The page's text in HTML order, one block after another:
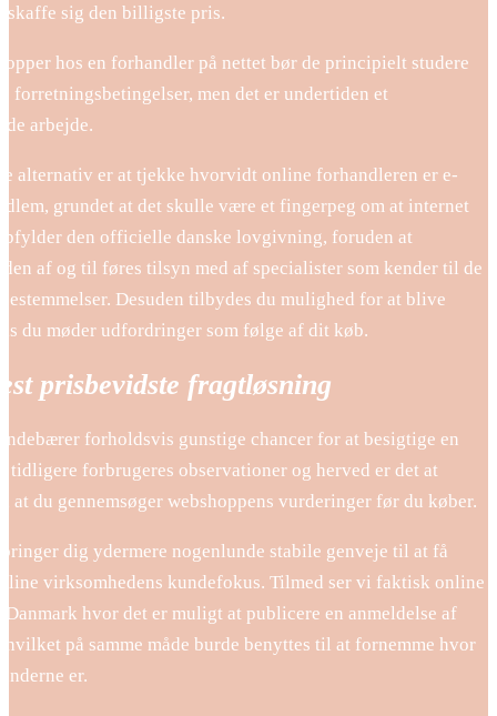
skaffe sig den billigste pris.
hos en forhandler på nettet bør de principielt studere
forretningsbetingelser, men det er undertiden et
arbejde.
alternativ er at tjekke hvorvidt online forhandleren er e-
grundet at det skulle være et fingerpeg om at internet
den officielle danske lovgivning, foruden at
af og til føres tilsyn med af specialister som kender til de
Desuden tilbydes du mulighed for at blive
du møder udfordringer som følge af dit køb.
prisbevidste fragtløsning
forholdsvis gunstige chancer for at besigtige en
tidligere forbrugeres observationer og herved er det at
at du gennemsøger webshoppens vurderinger før du køber.
dig ydermere nogenlunde stabile genveje til at få
virksomhedens kundefokus. Tilmed ser vi faktisk online
Danmark hvor det er muligt at publicere en anmeldelse af
hvilket på samme måde burde benyttes til at fornemme hvor
er.